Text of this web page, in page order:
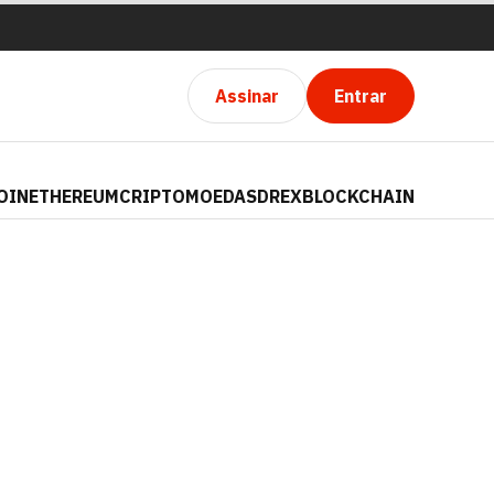
Assinar Entrar
ETHEREUMCRIPTOMOEDASDREXBLOCKCHAIN